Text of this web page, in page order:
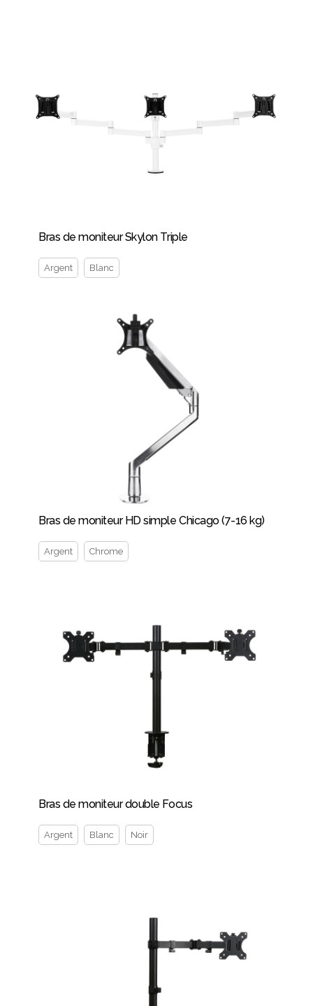
Bras de moniteur Skylon Triple
Argent Blanc
Bras de moniteur HD simple Chicago (7-16 kg)
Argent Chrome
Bras de moniteur double Focus
Argent Blanc Noir